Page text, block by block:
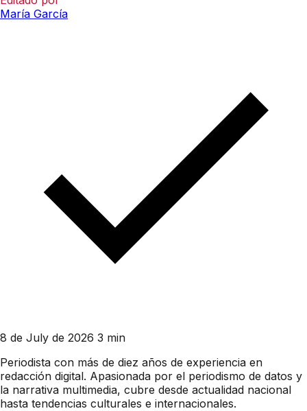
María García
8 de July de 2026 3 min
Periodista con más de diez años de experiencia en
redacción digital. Apasionada por el periodismo de datos y
la narrativa multimedia, cubre desde actualidad nacional
hasta tendencias culturales e internacionales.